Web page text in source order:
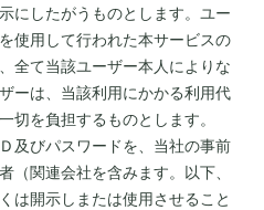
にしたがうものとします。ユー
使用して行われた本サービスの
全て当該ユーザー本人によりな
ーは、当該利用にかかる利用代
切を負担するものとします。
及びパスワードを、当社の事前
（関連会社を含みます。以下、
は開示しまたは使用させること